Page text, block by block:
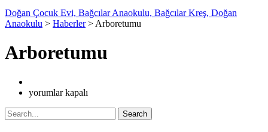
Doğan Çocuk Evi, Bağcılar Anaokulu, Bağcılar Kreş, Doğan
Anaokulu > Haberler> Arboretumu
Arboretumu
için
yorumlar kapalı
Search